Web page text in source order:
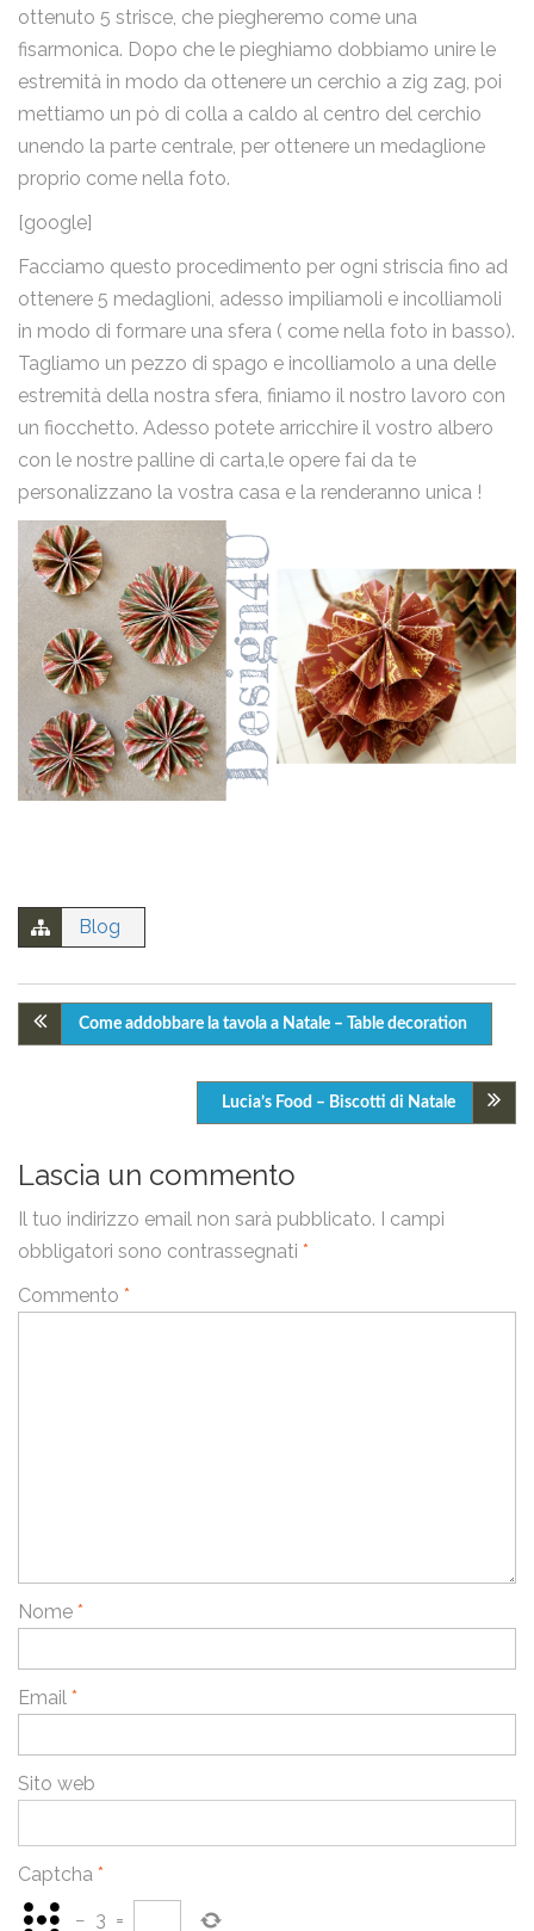
ottenuto 5 strisce, che piegheremo come una
fisarmonica. Dopo che le pieghiamo dobbiamo unire le
estremità in modo da ottenere un cerchio a zig zag, poi
mettiamo un pò di colla a caldo al centro del cerchio
unendo la parte centrale, per ottenere un medaglione
proprio come nella foto.
[google]
Facciamo questo procedimento per ogni striscia fino ad
ottenere 5 medaglioni, adesso impiliamoli e incolliamoli
in modo di formare una sfera ( come nella foto in basso).
Tagliamo un pezzo di spago e incolliamolo a una delle
estremità della nostra sfera, finiamo il nostro lavoro con
un fiocchetto. Adesso potete arricchire il vostro albero
con le nostre palline di carta,le opere fai da te
personalizzano la vostra casa e la renderanno unica !
Blog
Come addobbare la tavola a Natale – Table decoration
Lucia’s Food – Biscotti di Natale
Lascia un commento
Il tuo indirizzo email non sarà pubblicato.
I campi
obbligatori sono contrassegnati *
Commento *
Nome *
Email *
Sito web
Captcha *
− 3 =
email
Nome
Email
Messaggio